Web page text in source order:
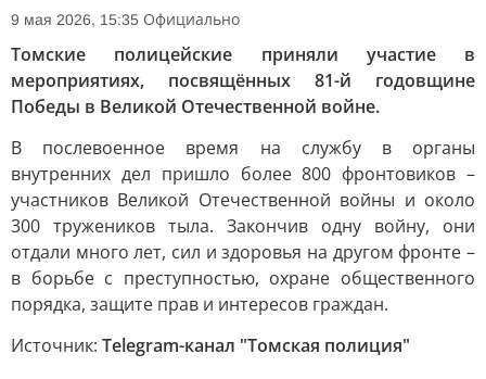
9 мая 2026, 15:35 Официально
Томские полицейские приняли участие в
мероприятиях, посвящённых 81-й годовщине
Победы в Великой Отечественной войне.
В послевоенное время на службу в органы
внутренних дел пришло более 800 фронтовиков –
участников Великой Отечественной войны и около
300 тружеников тыла. Закончив одну войну, они
отдали много лет, сил и здоровья на другом фронте –
в борьбе с преступностью, охране общественного
порядка, защите прав и интересов граждан.
Источник: Telegram-канал "Томская полиция"